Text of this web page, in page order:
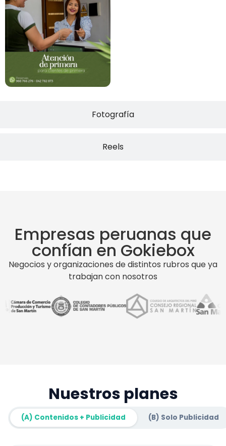
Fotografía
Reels
Empresas peruanas que
confían en Gokiebox
Negocios y organizaciones de distintos rubros que ya
trabajan con nosotros
Nuestros planes
(A) Contenidos + Publicidad (B) Solo Publicidad